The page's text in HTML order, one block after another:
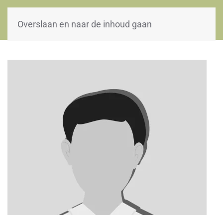
Overslaan en naar de inhoud gaan
WOII-HW